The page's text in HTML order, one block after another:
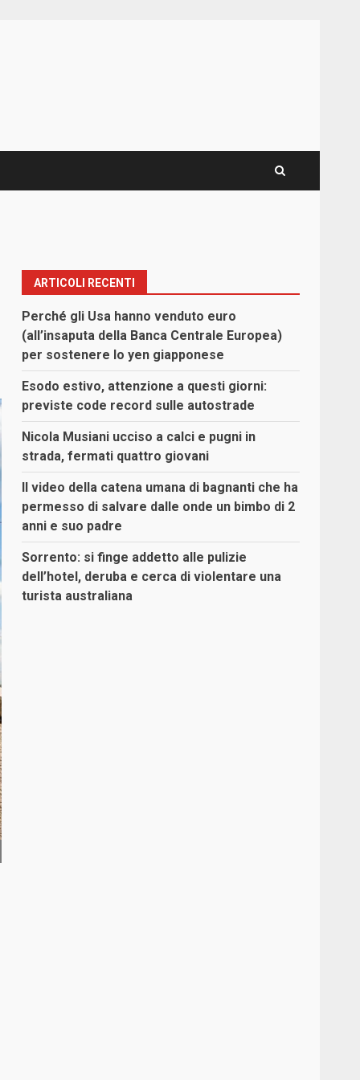
ARTICOLI RECENTI
Perché gli Usa hanno venduto euro
(all’insaputa della Banca Centrale Europea)
per sostenere lo yen giapponese
Esodo estivo, attenzione a questi giorni:
previste code record sulle autostrade
Nicola Musiani ucciso a calci e pugni in
strada, fermati quattro giovani
Il video della catena umana di bagnanti che ha
permesso di salvare dalle onde un bimbo di 2
anni e suo padre
Sorrento: si finge addetto alle pulizie
dell’hotel, deruba e cerca di violentare una
turista australiana